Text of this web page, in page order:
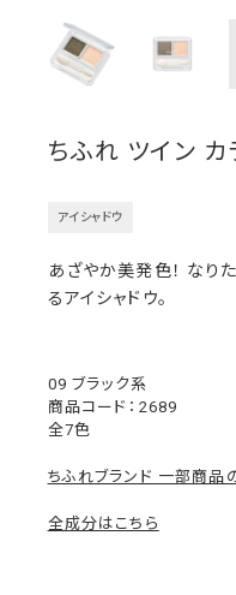
ちふれ ツイン カ
アイシャドウ
2689
09 ブラック系
あざやか美発色！ なり
るアイシャドウ。
全7色
ちふれブランド 一部商品
全成分はこちら